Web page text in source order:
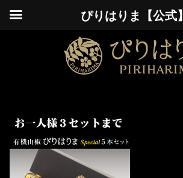
ぴりはりま【公式】